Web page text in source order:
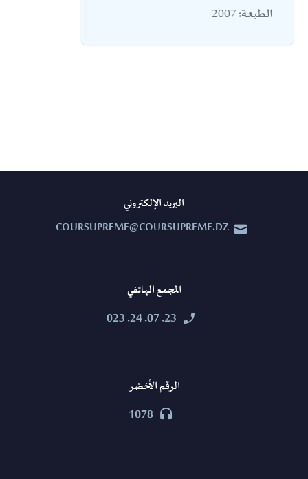
الطبعة:
البريد الإلكتروني


COURSUPREME@COURSUPREME.DZ
المجمع الهاتفي


23. 07. 24. 023
الرقم الأخضر


1078